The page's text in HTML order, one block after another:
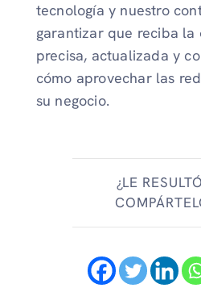
tecnología y nuestro
garantizar que reciba la
precisa, actualizada y
cómo aprovechar las
su negocio.
¿LE